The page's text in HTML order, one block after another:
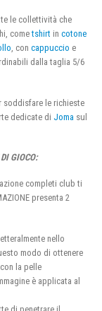
le collettività che
cometshirt in cotone
, con cappuccio e
dalla taglia 5/6
soddisfare le richieste
dedicate di Joma sul
GIOCO:
completi club ti
presenta 2
nello
modo di ottenere
la pelle
è applicata al